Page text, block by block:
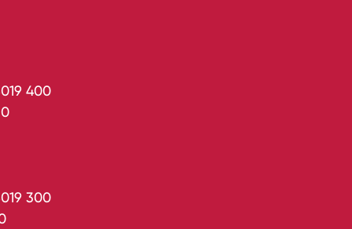
400
300